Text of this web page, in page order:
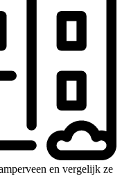
en vergelijk ze